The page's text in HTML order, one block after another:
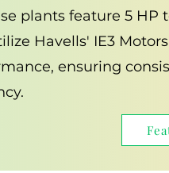
plants feature 5 HP
Havells' IE3
ensuring